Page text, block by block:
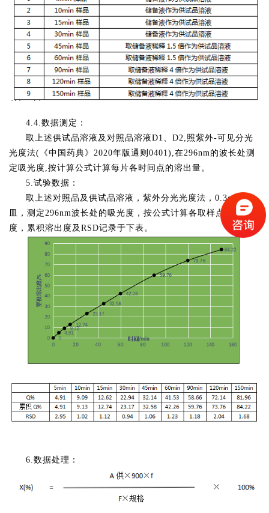
4.4.数据测定：
取上述供试品溶液及对照品溶液D1、D2,照紫外-可见分光
光度法(《中国药典》2020年版通则0401),在296nm的波长处测
定吸光度,按计算公式计算每片各时间点的溶出量。
5.试验数据：
取上述对照品及供试品溶液，紫外分光光度法，0.3cm比色
皿，测定296nm波长处的吸光度，按公式计算各取样点的溶出
度，累积溶出度及RSD记录于下表。
6.数据处理：